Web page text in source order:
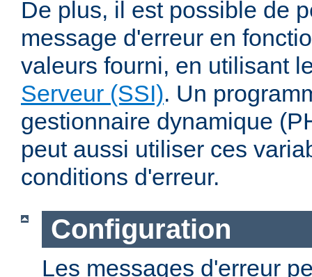
De plus, il est possible de
message d'erreur en
valeurs fourni, en utilisant
Serveur (SSI). Un
gestionnaire dynamique
peut aussi utiliser ces
conditions d'erreur.
Configuration
Les messages d'erreur